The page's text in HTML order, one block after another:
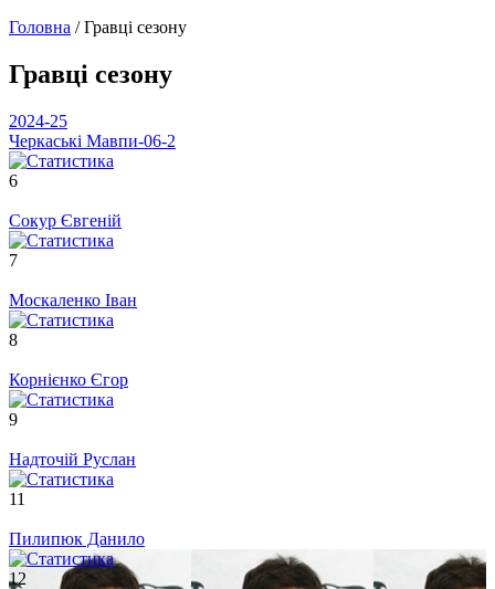
Головна /Гравці сезону
Гравці сезону
2024-25
Черкаські Мавпи-06-2
6
Сокур Євгеній
7
Москаленко Іван
8
Корнієнко Єгор
9
Надточій Руслан
11
Пилипюк Данило
12